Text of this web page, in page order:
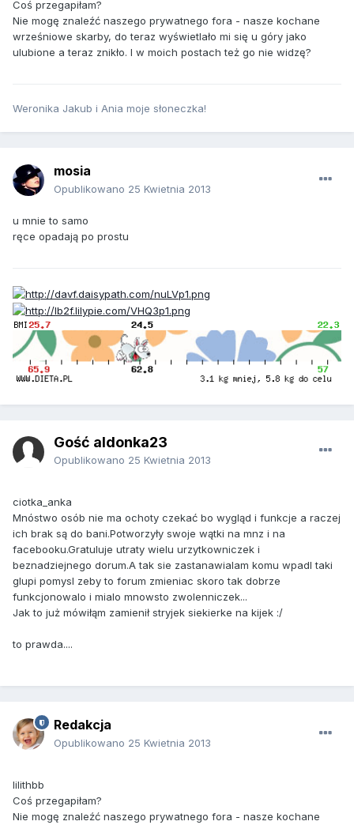
Coś przegapiłam?
Nie mogę znaleźć naszego prywatnego fora - nasze kochane
wrześniowe skarby, do teraz wyświetlało mi się u góry jako
ulubione a teraz znikło. I w moich postach też go nie widzę?
Weronika Jakub i Ania moje słoneczka!
mosia
Opublikowano 25 Kwietnia 2013
u mnie to samo
ręce opadają po prostu
Gość aldonka23
Opublikowano 25 Kwietnia 2013
ciotka_anka
Mnóstwo osób nie ma ochoty czekać bo wygląd i funkcje a raczej
ich brak są do bani.Potworzyły swoje wątki na mnz i na
facebooku.Gratuluje utraty wielu urzytkowniczek i
beznadziejnego dorum.A tak sie zastanawialam komu wpadl taki
glupi pomysl zeby to forum zmieniac skoro tak dobrze
funkcjonowalo i mialo mnowsto zwolenniczek...
Jak to już mówiłąm zamienił stryjek siekierke na kijek :/
to prawda....
Redakcja
Opublikowano 25 Kwietnia 2013
lilithbb
Coś przegapiłam?
Nie mogę znaleźć naszego prywatnego fora - nasze kochane